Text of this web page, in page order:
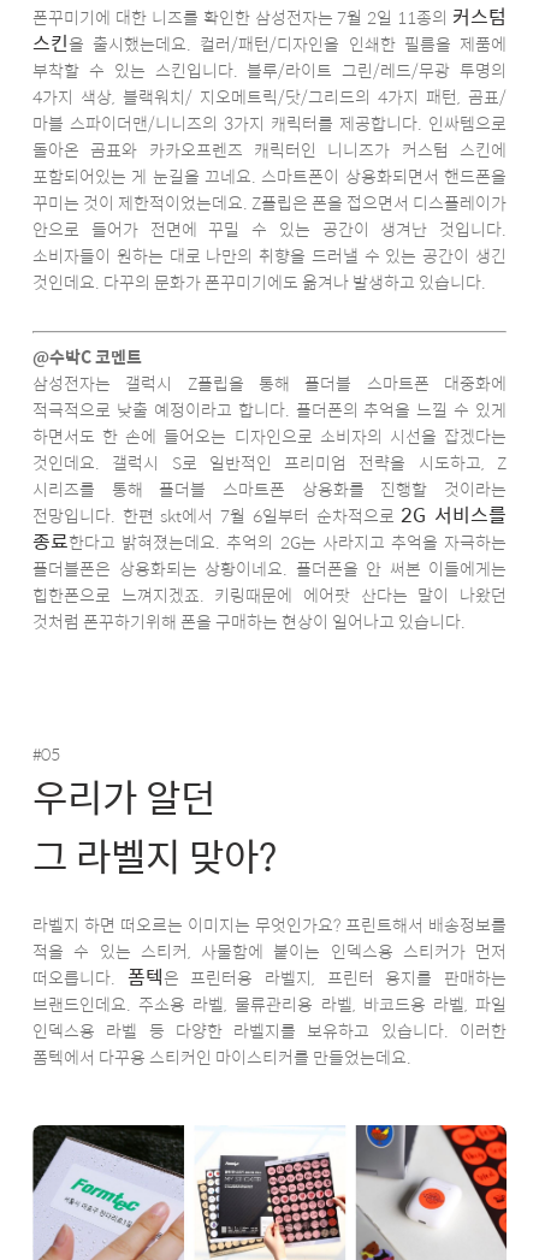
폰꾸미기에 대한 니즈를 확인한 삼성전자는 7월 2일 11종의 커스텀
스킨을 출시했는데요. 컬러/패턴/디자인을 인쇄한 필름을 제품에
부착할 수 있는 스킨입니다. 블루/라이트 그린/레드/무광 투명의
4가지 색상, 블랙워치/ 지오메트릭/닷/그리드의 4가지 패턴, 곰표/
마블 스파이더맨/니니즈의 3가지 캐릭터를 제공합니다. 인싸템으로
돌아온 곰표와 카카오프렌즈 캐릭터인 니니즈가 커스텀 스킨에
포함되어있는 게 눈길을 끄네요. 스마트폰이 상용화되면서 핸드폰을
꾸미는 것이 제한적이었는데요. Z플립은 폰을 접으면서 디스플레이가
안으로 들어가 전면에 꾸밀 수 있는 공간이 생겨난 것입니다.
소비자들이 원하는 대로 나만의 취향을 드러낼 수 있는 공간이 생긴
것인데요. 다꾸의 문화가 폰꾸미기에도 옮겨나 발생하고 있습니다.
@수박C 코멘트
삼성전자는 갤럭시 Z플립을 통해 폴더블 스마트폰 대중화에
적극적으로 낮출 예정이라고 합니다. 폴더폰의 추억을 느낄 수 있게
하면서도 한 손에 들어오는 디자인으로 소비자의 시선을 잡겠다는
것인데요. 갤럭시 S로 일반적인 프리미엄 전략을 시도하고, Z
시리즈를 통해 폴더블 스마트폰 상용화를 진행할 것이라는
전망입니다. 한편 skt에서 7월 6일부터 순차적으로2G 서비스를
종료한다고 밝혀졌는데요. 추억의 2G는 사라지고 추억을 자극하는
폴더블폰은 상용화되는 상황이네요. 폴더폰을 안 써본 이들에게는
힙한폰으로 느껴지겠죠. 키링때문에 에어팟 산다는 말이 나왔던
것처럼 폰꾸하기위해 폰을 구매하는 현상이 일어나고 있습니다.
#05
우리가 알던
그 라벨지 맞아?
라벨지 하면 떠오르는 이미지는 무엇인가요? 프린트해서 배송정보를
적을 수 있는 스티커, 사물함에 붙이는 인덱스용 스티커가 먼저
떠오릅니다. 폼텍은 프린터용 라벨지, 프린터 용지를 판매하는
브랜드인데요. 주소용 라벨, 물류관리용 라벨, 바코드용 라벨, 파일
인덱스용 라벨 등 다양한 라벨지를 보유하고 있습니다. 이러한
폼텍에서 다꾸용 스티커인 마이스티커를 만들었는데요.